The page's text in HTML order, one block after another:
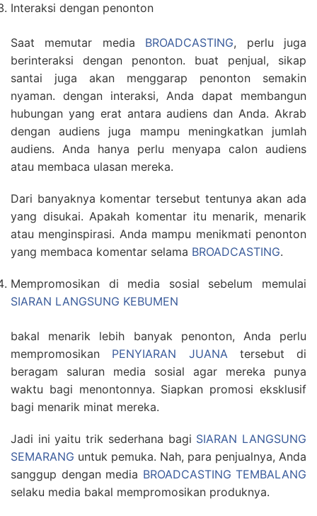
Interaksi dengan penonton
Saat memutar media BROADCASTING, perlu juga
berinteraksi dengan penonton. buat penjual, sikap
santai juga akan menggarap penonton semakin
nyaman. dengan interaksi, Anda dapat membangun
hubungan yang erat antara audiens dan Anda. Akrab
dengan audiens juga mampu meningkatkan jumlah
audiens. Anda hanya perlu menyapa calon audiens
atau membaca ulasan mereka.
Dari banyaknya komentar tersebut tentunya akan ada
yang disukai. Apakah komentar itu menarik, menarik
atau menginspirasi. Anda mampu menikmati penonton
yang membaca komentar selama BROADCASTING.
Mempromosikan di media sosial sebelum memulai
SIARAN LANGSUNG KEBUMEN
bakal menarik lebih banyak penonton, Anda perlu
mempromosikan PENYIARAN JUANAtersebut di
beragam saluran media sosial agar mereka punya
waktu bagi menontonnya. Siapkan promosi eksklusif
bagi menarik minat mereka.
Jadi ini yaitu trik sederhana bagi SIARAN LANGSUNG
SEMARANG untuk pemuka. Nah, para penjualnya, Anda
sanggup dengan media BROADCASTING TEMBALANG
selaku media bakal mempromosikan produknya.